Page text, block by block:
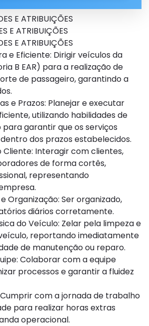
E ATRIBUIÇÕES
E ATRIBUIÇÕES
E ATRIBUIÇÕES
e Eficiente: Dirigir veículos da
B EAR) para a realização de
de passageiro, garantindo a
e Prazos: Planejar e executar
utilizando habilidades de
garantir que os serviços
dos prazos estabelecidos.
Cliente: Interagir com clientes,
de forma cortês,
representando
Organização: Ser organizado,
diários corretamente.
do Veículo: Zelar pela limpeza e
reportando imediatamente
de manutenção ou reparo.
Colaborar com a equipe
processos e garantir a fluidez
Cumprir com a jornada de trabalho
para realizar horas extras
operacional.